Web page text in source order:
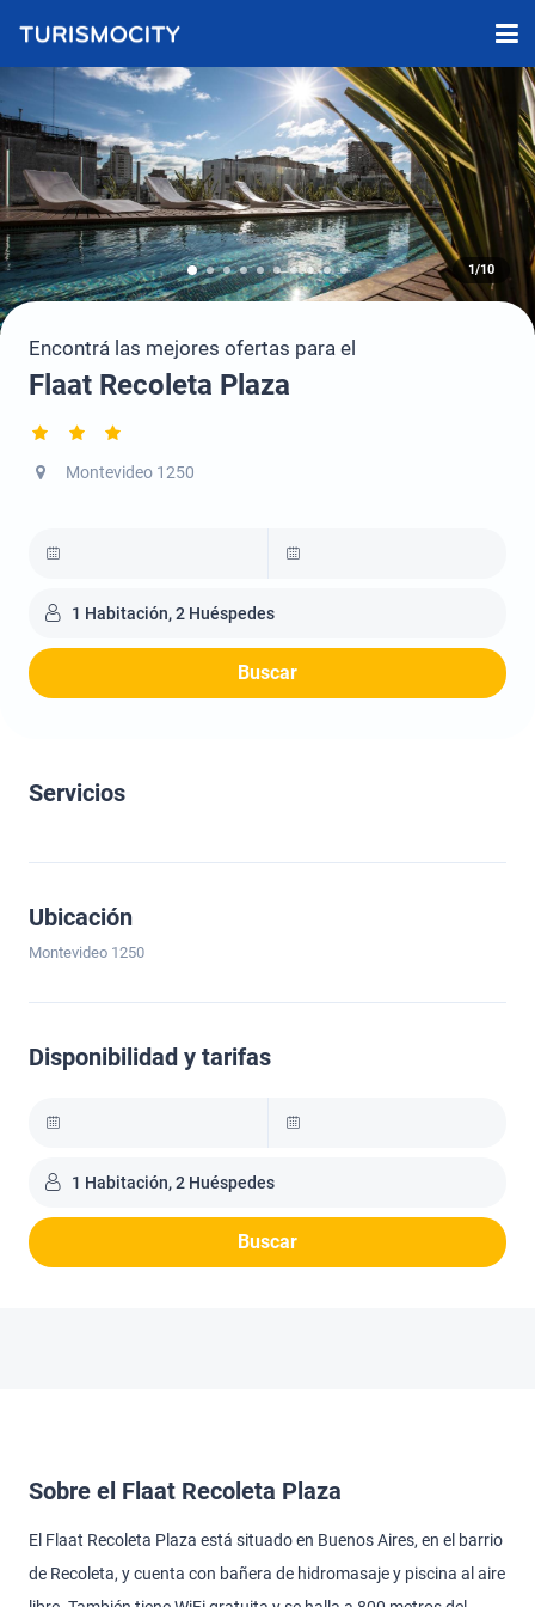
1/10
Encontrá las mejores ofertas para el
Flaat Recoleta Plaza
Montevideo 1250
1 Habitación, 2 Huéspedes
Buscar
Servicios
Ubicación
Montevideo 1250
Disponibilidad y tarifas
1 Habitación, 2 Huéspedes
Buscar
Sobre el Flaat Recoleta Plaza
El Flaat Recoleta Plaza está situado en Buenos Aires, en el barrio
de Recoleta, y cuenta con bañera de hidromasaje y piscina al aire